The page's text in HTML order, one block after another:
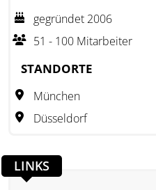
funktionale Produkte zu
und Prozessanalyse erleichtern.
gegründet 2006
51 - 100 Mitarbeiter
STANDORTE
München
Düsseldorf
LINKS